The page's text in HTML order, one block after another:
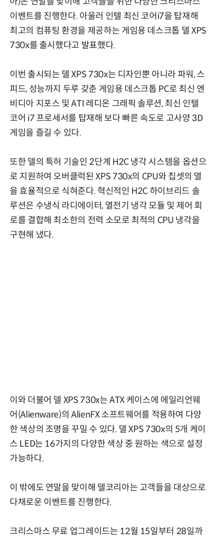
이벤트를 진행한다. 아울러 인텔 최신 코어i7을 탑재해
최고의 컴퓨팅 환경을 제공하는 게임용 데스크톱 델 XPS
730x를 출시했다고 발표했다.
이번 출시되는 델 XPS 730x는 디자인뿐 아니라 파워, 스
피드, 성능까지 두루 갖춘 게임용 데스크톱 PC로 최신 엔
비디아 지포스 및 ATI 레디온 그래픽 솔루션, 최신 인텔
코어 i7 프로세서를 탑재해 보다 빠른 속도로 고사양 3D
게임을 즐길 수 있다.
또한 델의 특허 기술인 2단계 H2C 냉각 시스템을 옵션으
로 지원하여 오버클럭된 XPS 730x의 CPU와 칩셋의 열
을 효율적으로 식혀준다. 혁신적인 H2C 하이브리드 솔
루션은 수냉식 라디에이터, 열전기 냉각 모듈 및 제어 회
로를 결합해 최소한의 전력 소모로 최적의 CPU 냉각을
구현해 냈다.
이와 더불어 델 XPS 730x는 ATX 케이스에 에일리언웨
어(Alienware)의 AlienFX 소프트웨어를 적용하여 다양
한 색상의 조명을 꾸밀 수 있다. 델 XPS 730x의 5개 케이
스 LED는 16가지의 다양한 색상 중 원하는 색으로 설정
가능하다.
이 밖에도 연말을 맞이해 델코리아는 고객들을 대상으로
다채로운 이벤트를 진행한다.
크리스마스 무료 업그레이드는 12월 15일부터 28일까